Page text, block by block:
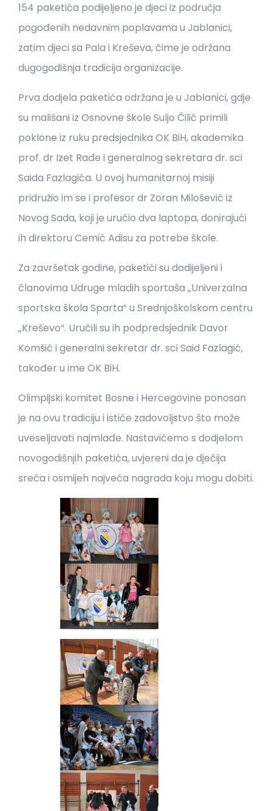
154 paketića podijeljeno je djeci iz područja
pogođenih nedavnim poplavama u Jablanici,
zatim djeci sa Pala i Kreševa, čime je održana
dugogodišnja tradicija organizacije.
Prva dodjela paketića održana je u Jablanici, gdje
su mališani iz Osnovne škole Suljo Čilić primili
poklone iz ruku predsjednika OK BiH, akademika
prof. dr Izet Rađe i generalnog sekretara dr. sci
Saida Fazlagića. U ovoj humanitarnoj misiji
pridružio im se i profesor dr Zoran Milošević iz
Novog Sada, koji je uručio dva laptopa, donirajući
ih direktoru Cemić Adisu za potrebe škole.
Za završetak godine, paketići su dodijeljeni i
članovima Udruge mladih sportaša „Univerzalna
sportska škola Sparta“ u Srednjoškolskom centru
„Kreševo“. Uručili su ih podpredsjednik Davor
Komšić i generalni sekretar dr. sci Said Fazlagić,
također u ime OK BiH.
Olimpijski komitet Bosne i Hercegovine ponosan
je na ovu tradiciju i ističe zadovoljstvo što može
uveseljavati najmlađe. Nastavićemo s dodjelom
novogodišnjih paketića, uvjereni da je dječija
sreća i osmijeh najveća nagrada koju mogu dobiti.